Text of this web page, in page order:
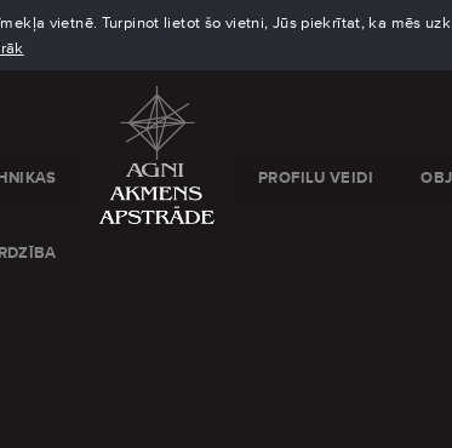
vietnē. Turpinot lietot šo vietni, Jūs piekrītat, ka mēs
PROFILU VEIDI